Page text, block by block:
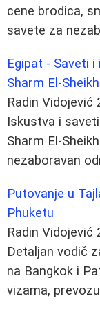
cene brodica,
savete za
Egipat - Saveti
Sharm El-Sheikh
Radin Vidojević
Iskustva i
Sharm El-
nezaboravan
Putovanje u
Phuketu
Radin Vidojević
Detaljan vodič
na Bangkok i
vizama,